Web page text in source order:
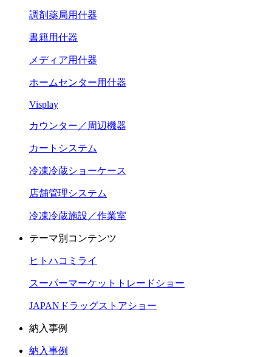
調剤薬局用什器
書籍用什器
メディア用什器
ホームセンター用什器
Visplay
カウンター／周辺機器
カートシステム
冷凍冷蔵ショーケース
店舗管理システム
冷凍冷蔵施設／作業室
テーマ別コンテンツ
ヒトハコミライ
スーパーマーケットトレードショー
JAPANドラッグストアショー
納入事例
納入事例